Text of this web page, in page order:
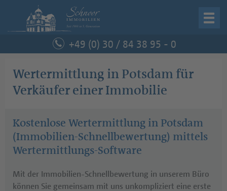
Immobilie verkaufen
Immobilie kaufen
Unternehmen
Service
+49 (0) 30 / 84 38 95 - 0
Wertermittlung in Potsdam für
Verkäufer einer Immobilie
Kostenlose Wertermittlung in Potsdam
(Immobilien-Schnellbewertung) mittels
Wertermittlungs-Software
Mit der Immobilien-Schnellbewertung in unserem Büro
können Sie gemeinsam mit uns unkompliziert eine erste